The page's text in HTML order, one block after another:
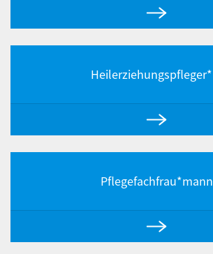
Pflegefachfrau*mann